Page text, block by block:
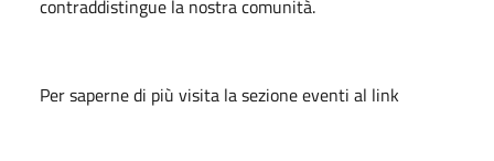
contraddistingue la nostra comunità.
Per saperne di più visita la sezione eventi al link